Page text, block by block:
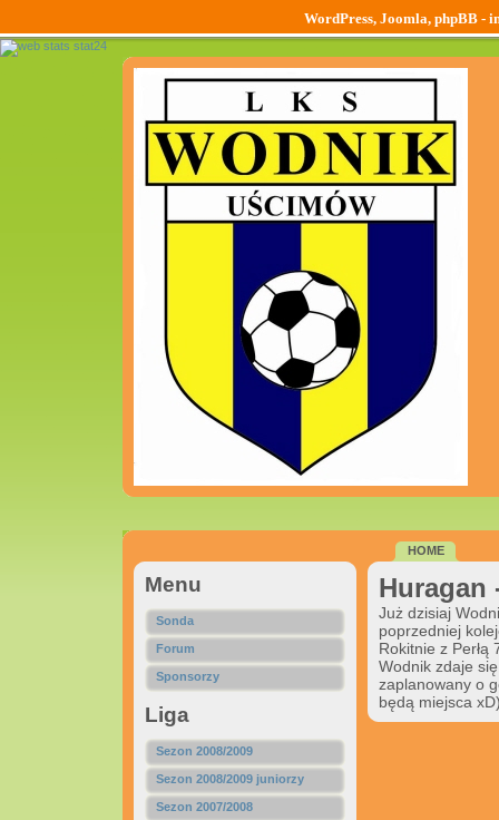
WordPress, Joomla, phpBB -
Menu
Sonda
Forum
Sponsorzy
Liga
Sezon 2008/2009
Sezon 2008/2009 juniorzy
Sezon 2007/2008
HOME
Huragan
Już dzisiaj
poprzedniej
Rokitnie z
Wodnik zdaje
zaplanowany o
będą miejsca